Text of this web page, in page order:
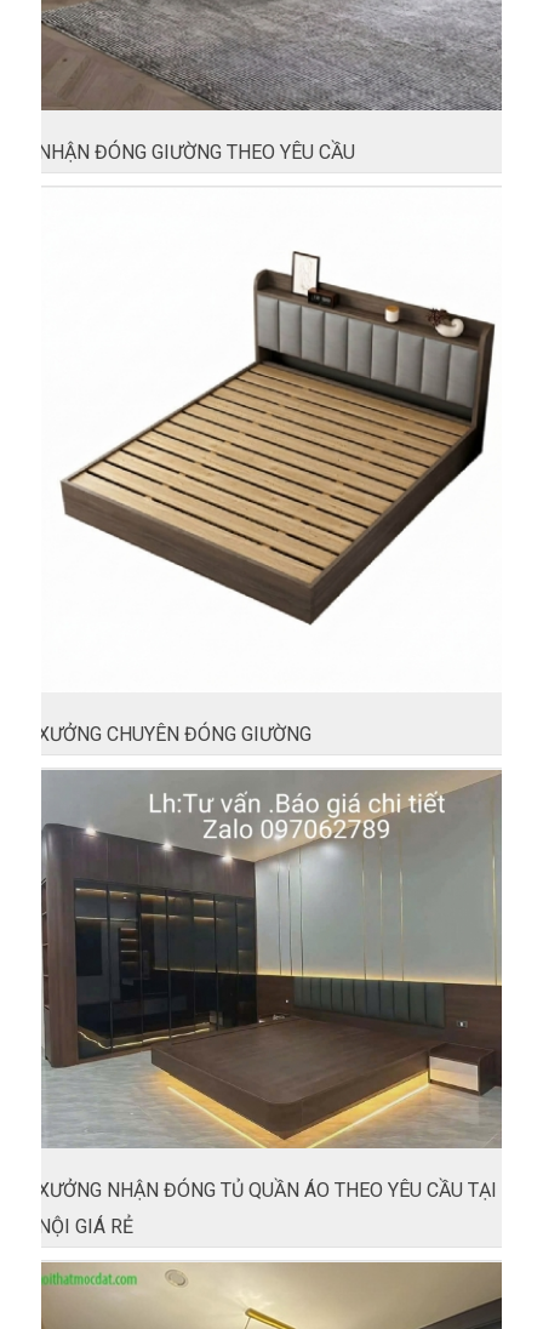
NHẬN ĐÓNG GIƯỜNG THEO YÊU CẦU
XƯỞNG CHUYÊN ĐÓNG GIƯỜNG
XƯỞNG NHẬN ĐÓNG TỦ QUẦN ÁO THEO YÊU CẦU TẠI HÀ
NỘI GIÁ RẺ